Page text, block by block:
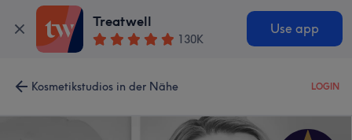
Treatwell
130K
Use app
Kosmetikstudios in der Nähe LOGIN